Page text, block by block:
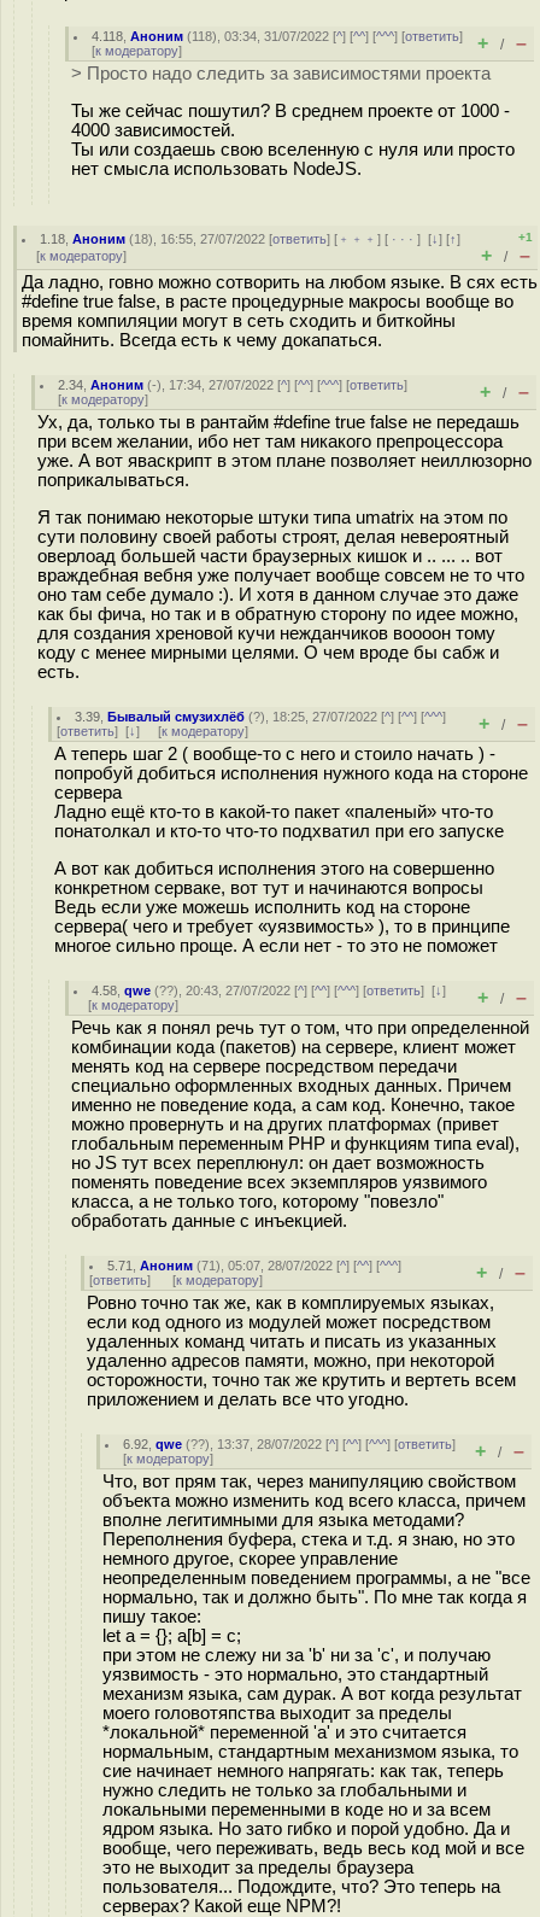
4.118 ,Аноним (118), 03:34, 31/07/2022 [^] [^^] [^^^] [ответить]
[к модератору] + / –
> Просто надо следить за зависимостями проекта
Ты же сейчас пошутил? В среднем проекте от 1000 -
4000 зависимостей.
Ты или создаешь свою вселенную с нуля или просто
нет смысла использовать NodeJS.
1.18 ,Аноним (18), 16:55, 27/07/2022 [ответить] [ ﹢﹢﹢] [ · · ·][↓] [↑]
[к модератору]
+1
+ / –
Да ладно, говно можно сотворить на любом языке. В сях есть
#define true false, в расте процедурные макросы вообще во
время компиляции могут в сеть сходить и биткойны
помайнить. Всегда есть к чему докапаться.
2.34 ,Аноним (-), 17:34, 27/07/2022 [^] [^^] [^^^] [ответить]
[к модератору] + / –
Ух, да, только ты в рантайм #define true false не передашь
при всем желании, ибо нет там никакого препроцессора
уже. А вот яваскрипт в этом плане позволяет неиллюзорно
поприкалываться.
Я так понимаю некоторые штуки типа umatrix на этом по
сути половину своей работы строят, делая невероятный
оверлоад большей части браузерных кишок и .. ... .. вот
враждебная вебня уже получает вообще совсем не то что
оно там себе думало :). И хотя в данном случае это даже
как бы фича, но так и в обратную сторону по идее можно,
для создания хреновой кучи нежданчиков воооон тому
коду с менее мирными целями. О чем вроде бы сабж и
есть.
3.39 ,Бывалый смузихлёб (?), 18:25, 27/07/2022 [^] [^^] [^^^]
[ответить] [↓] [к модератору] + / –
А теперь шаг 2 ( вообще-то с него и стоило начать ) -
попробуй добиться исполнения нужного кода на стороне
сервера
Ладно ещё кто-то в какой-то пакет «паленый» что-то
понатолкал и кто-то что-то подхватил при его запуске
А вот как добиться исполнения этого на совершенно
конкретном серваке, вот тут и начинаются вопросы
Ведь если уже можешь исполнить код на стороне
сервера( чего и требует «уязвимость» ), то в принципе
многое сильно проще. А если нет - то это не поможет
4.58 ,qwe (??), 20:43, 27/07/2022 [^] [^^] [^^^] [ответить][↓]
[к модератору] + / –
Речь как я понял речь тут о том, что при определенной
комбинации кода (пакетов) на сервере, клиент может
менять код на сервере посредством передачи
специально оформленных входных данных. Причем
именно не поведение кода, а сам код. Конечно, такое
можно провернуть и на других платформах (привет
глобальным переменным PHP и функциям типа eval),
но JS тут всех переплюнул: он дает возможность
поменять поведение всех экземпляров уязвимого
класса, а не только того, которому "повезло"
обработать данные с инъекцией.
5.71 ,Аноним (71), 05:07, 28/07/2022 [^] [^^] [^^^]
[ответить] [к модератору] + / –
Ровно точно так же, как в комплируемых языках,
если код одного из модулей может посредством
удаленных команд читать и писать из указанных
удаленно адресов памяти, можно, при некоторой
осторожности, точно так же крутить и вертеть всем
приложением и делать все что угодно.
6.92 ,qwe (??), 13:37, 28/07/2022 [^] [^^] [^^^] [ответить]
[к модератору] + / –
Что, вот прям так, через манипуляцию свойством
объекта можно изменить код всего класса, причем
вполне легитимными для языка методами?
Переполнения буфера, стека и т.д. я знаю, но это
немного другое, скорее управление
неопределенным поведением программы, а не "все
нормально, так и должно быть". По мне так когда я
пишу такое:
let a = {}; a[b] = c;
при этом не слежу ни за 'b' ни за 'c', и получаю
уязвимость - это нормально, это стандартный
механизм языка, сам дурак. А вот когда результат
моего головотяпства выходит за пределы
*локальной* переменной 'a' и это считается
нормальным, стандартным механизмом языка, то
сие начинает немного напрягать: как так, теперь
нужно следить не только за глобальными и
локальными переменными в коде но и за всем
ядром языка. Но зато гибко и порой удобно. Да и
вообще, чего переживать, ведь весь код мой и все
это не выходит за пределы браузера
пользователя... Подождите, что? Это теперь на
серверах? Какой еще NPM?!